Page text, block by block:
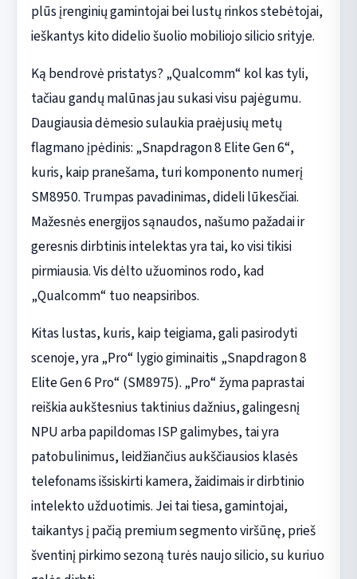
plūs įrenginių gamintojai bei lustų rinkos stebėtojai,
ieškantys kito didelio šuolio mobiliojo silicio srityje.
Ką bendrovė pristatys? „Qualcomm“ kol kas tyli,
tačiau gandų malūnas jau sukasi visu pajėgumu.
Daugiausia dėmesio sulaukia praėjusių metų
flagmano įpėdinis: „Snapdragon 8 Elite Gen 6“,
kuris, kaip pranešama, turi komponento numerį
SM8950. Trumpas pavadinimas, dideli lūkesčiai.
Mažesnės energijos sąnaudos, našumo pažadai ir
geresnis dirbtinis intelektas yra tai, ko visi tikisi
pirmiausia. Vis dėlto užuominos rodo, kad
„Qualcomm“ tuo neapsiribos.
Kitas lustas, kuris, kaip teigiama, gali pasirodyti
scenoje, yra „Pro“ lygio giminaitis „Snapdragon 8
Elite Gen 6 Pro“ (SM8975). „Pro“ žyma paprastai
reiškia aukštesnius taktinius dažnius, galingesnį
NPU arba papildomas ISP galimybes, tai yra
patobulinimus, leidžiančius aukščiausios klasės
telefonams išsiskirti kamera, žaidimais ir dirbtinio
intelekto užduotimis. Jei tai tiesa, gamintojai,
taikantys į pačią premium segmento viršūnę, prieš
šventinį pirkimo sezoną turės naujo silicio, su kuriuo